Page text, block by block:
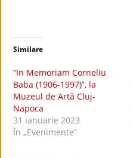
Similare
“In Memoriam Corneliu
Baba (1906-1997)”, la
Muzeul de Artă Cluj-
Napoca
31 ianuarie 2023
În „Evenimente”